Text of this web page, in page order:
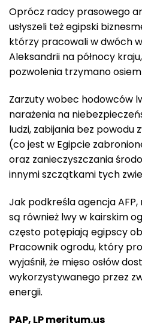
Oprócz radcy prasowego
usłyszeli też egipski
którzy pracowali w dwóch
Aleksandrii na północy
pozwolenia trzymano
Zarzuty wobec hodowców
narażenia na
ludzi, zabijania bez
(co jest w Egipcie
oraz zanieczyszczania
innymi szczątkami tych
Jak podkreśla agencja
są również lwy w kairskim
często potępiają egipscy
Pracownik ogrodu, który
wyjaśnił, że mięso osłów
wykorzystywanego przez
energii.
PAP, LP meritum.us